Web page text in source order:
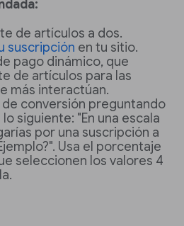
de artículos a dos.
suscripción en tu sitio.
pago dinámico, que
de artículos para las
más interactúan.
de conversión preguntando
siguiente: "En una escala
por una suscripción a
Usa el porcentaje
seleccionen los valores 4